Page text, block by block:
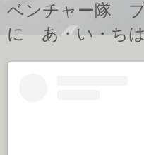
ベンチャー隊 プ
に あ・い・ちは